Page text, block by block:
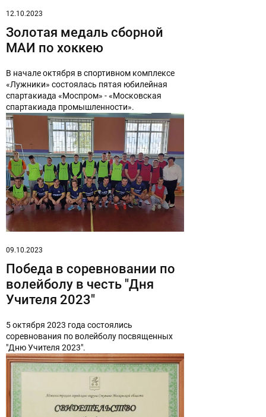
12.10.2023
Золотая медаль сборной
МАИ по хоккею
В начале октября в спортивном комплексе
«Лужники» состоялась пятая юбилейная
спартакиада «Моспром» - «Московская
спартакиада промышленности».
09.10.2023
Победа в соревновании по
волейболу в честь "Дня
Учителя 2023"
5 октября 2023 года состоялись
соревнования по волейболу посвященных
"Дню Учителя 2023".